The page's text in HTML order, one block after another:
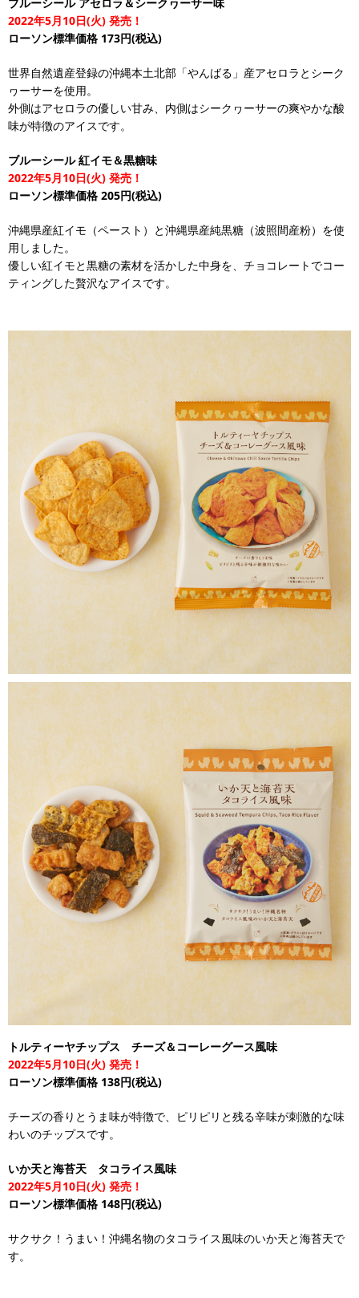
2022年5月10日(火) 発売！
ローソン標準価格 173円(税込)
世界自然遺産登録の沖縄本土北部「やんばる」産アセロラとシーク
ヮーサーを使用。
外側はアセロラの優しい甘み、内側はシークヮーサーの爽やかな酸
味が特徴のアイスです。
ブルーシール 紅イモ＆黒糖味
2022年5月10日(火) 発売！
ローソン標準価格 205円(税込)
沖縄県産紅イモ（ペースト）と沖縄県産純黒糖（波照間産粉）を使
用しました。
優しい紅イモと黒糖の素材を活かした中身を、チョコレートでコー
ティングした贅沢なアイスです。
トルティーヤチップス チーズ＆コーレーグース風味
2022年5月10日(火) 発売！
ローソン標準価格 138円(税込)
チーズの香りとうま味が特徴で、ピリピリと残る辛味が刺激的な味
わいのチップスです。
いか天と海苔天 タコライス風味
2022年5月10日(火) 発売！
ローソン標準価格 148円(税込)
サクサク！うまい！沖縄名物のタコライス風味のいか天と海苔天で
す。